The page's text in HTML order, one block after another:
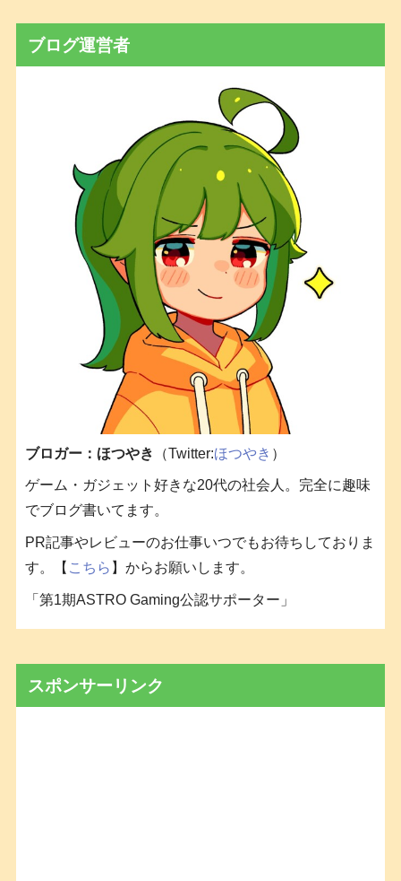
ブログ運営者
ブロガー：ほつやき （Twitter:ほつやき ）
ゲーム・ガジェット好きな20代の社会人。完全に趣味
でブログ書いてます。
PR記事やレビューのお仕事いつでもお待ちしておりま
す。【 こちら 】からお願いします。
「第1期ASTRO Gaming公認サポーター」
スポンサーリンク